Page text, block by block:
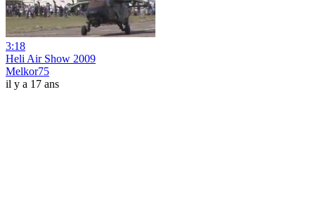
3:18
Heli Air Show 2009
Melkor75
il y a 17 ans